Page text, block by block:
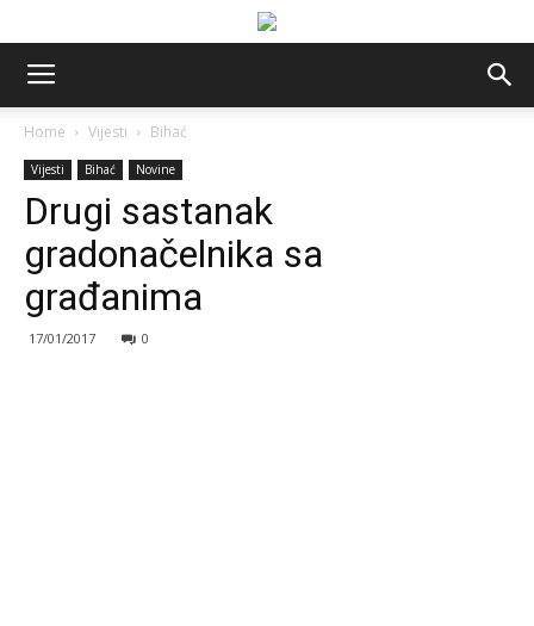
Home Vijesti Bihać
Vijesti Bihać Novine
Drugi sastanak
gradonačelnika sa
građanima
17/01/2017 0